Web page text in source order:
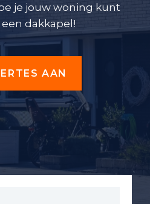
je jouw woning kunt
dakkapel!
AAN